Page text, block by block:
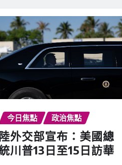
今日焦點 政治焦點
外交部宣布：美國總
川普13日至15日訪華